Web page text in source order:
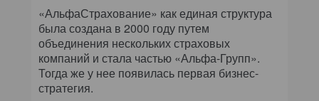
«АльфаСтрахование» как единая структура
была создана в 2000 году путем
объединения нескольких страховых
компаний и стала частью «Альфа-Групп».
Тогда же у нее появилась первая бизнес-
стратегия.